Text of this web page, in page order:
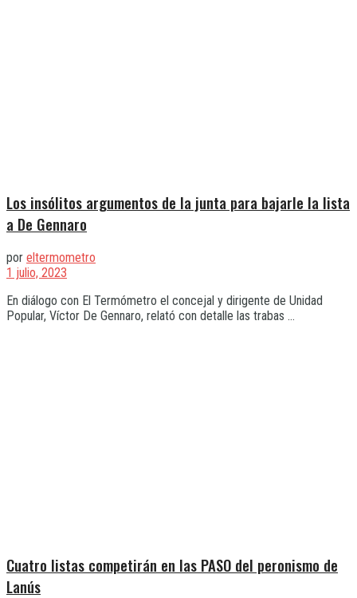
Los insólitos argumentos de la junta para bajarle la lista
a De Gennaro
por eltermometro
1 julio, 2023
En diálogo con El Termómetro el concejal y dirigente de Unidad
Popular, Víctor De Gennaro, relató con detalle las trabas ...
Cuatro listas competirán en las PASO del peronismo de
Lanús